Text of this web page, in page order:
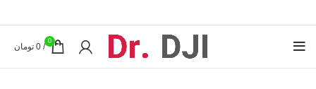
0
/
0 تومان